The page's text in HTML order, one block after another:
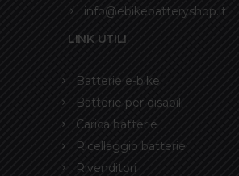
info@ebikebatteryshop.it
LINK UTILI
Batterie e-bike
Batterie per disabili
Carica batterie
Ricellaggio batterie
Rivenditori